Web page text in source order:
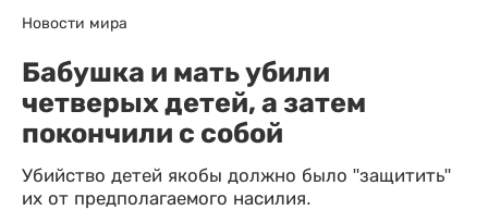
Новости мира
Бабушка и мать убили
четверых детей, а затем
покончили с собой
Убийство детей якобы должно было "защитить"
их от предполагаемого насилия.